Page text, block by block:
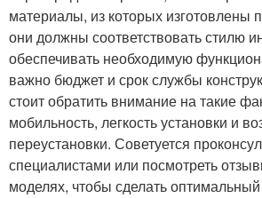
материалы, из которых изготовлены
они должны соответствовать стилю
обеспечивать необходимую
важно бюджет и срок службы
стоит обратить внимание на такие
мобильность, легкость установки и
переустановки. Советуется
специалистами или посмотреть
моделях, чтобы сделать